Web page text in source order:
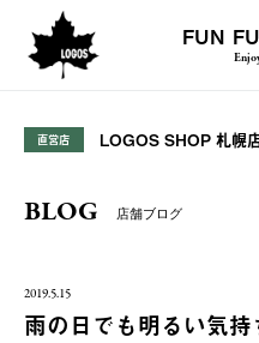
FUN
直営店 LOGOS SHOP 札幌
BLOG 店舗ブログ
2019.5.15
雨の日でも明るい気